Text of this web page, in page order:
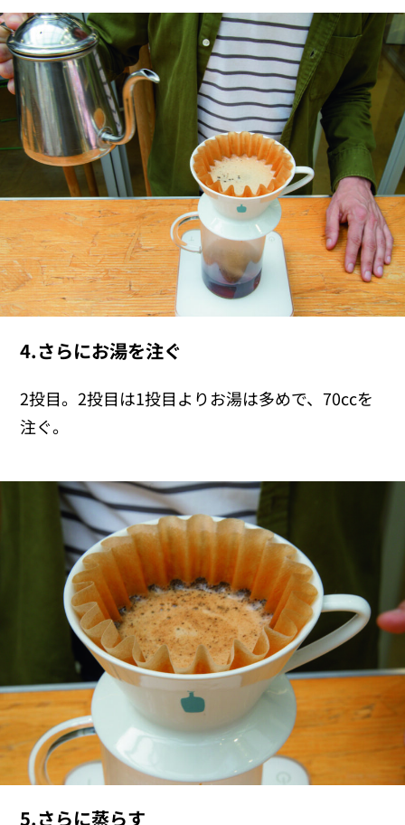
4.さらにお湯を注ぐ
2投目。2投目は1投目よりお湯は多めで、70ccを
注ぐ。
5.さらに蒸らす